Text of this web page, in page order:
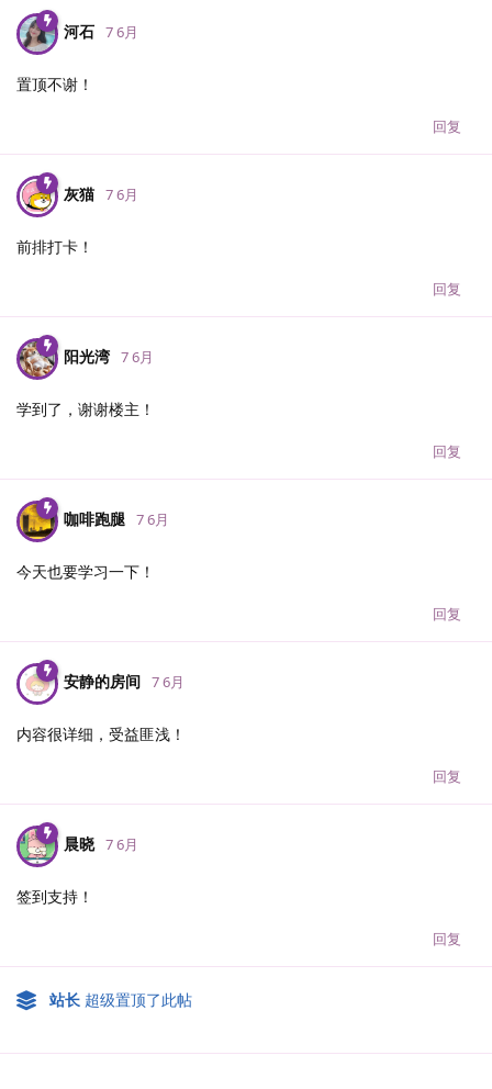
河石 7 6月
置顶不谢！
回复
灰猫 7 6月
前排打卡！
回复
阳光湾 7 6月
学到了，谢谢楼主！
回复
咖啡跑腿 7 6月
今天也要学习一下！
回复
安静的房间 7 6月
内容很详细，受益匪浅！
回复
晨晓 7 6月
签到支持！
回复
站长 超级置顶了此帖